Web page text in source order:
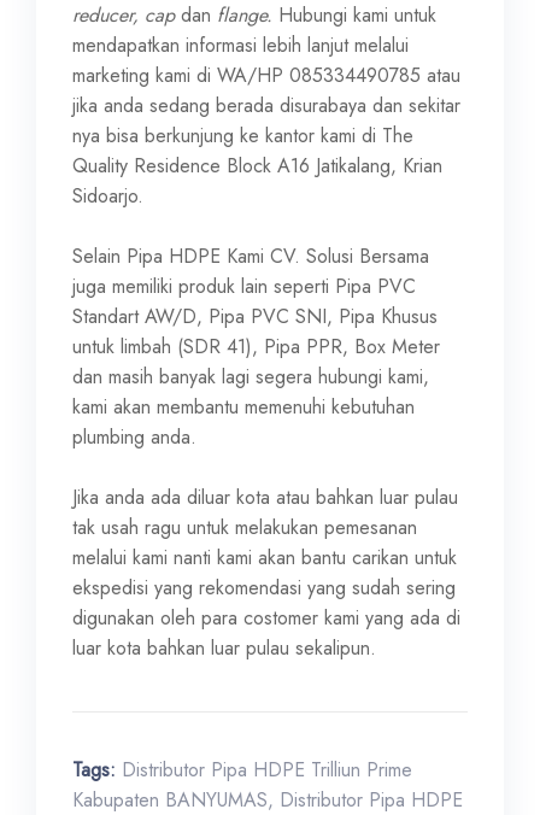
reducer, capdan flange. Hubungi kami untuk
mendapatkan informasi lebih lanjut melalui
marketing kami di WA/HP 085334490785 atau
jika anda sedang berada disurabaya dan sekitar
nya bisa berkunjung ke kantor kami di The
Quality Residence Block A16 Jatikalang, Krian
Sidoarjo.
Selain Pipa HDPE Kami CV. Solusi Bersama
juga memiliki produk lain seperti Pipa PVC
Standart AW/D, Pipa PVC SNI, Pipa Khusus
untuk limbah (SDR 41), Pipa PPR, Box Meter
dan masih banyak lagi segera hubungi kami,
kami akan membantu memenuhi kebutuhan
plumbing anda.
Jika anda ada diluar kota atau bahkan luar pulau
tak usah ragu untuk melakukan pemesanan
melalui kami nanti kami akan bantu carikan untuk
ekspedisi yang rekomendasi yang sudah sering
digunakan oleh para costomer kami yang ada di
luar kota bahkan luar pulau sekalipun.
Tags: Distributor Pipa HDPE Trilliun Prime
Kabupaten BANYUMAS, Distributor Pipa HDPE